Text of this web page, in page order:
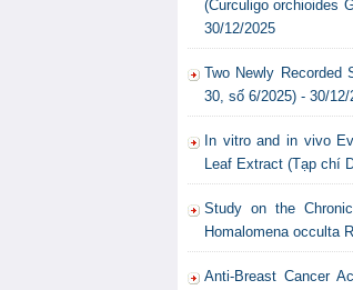
(Curculigo orchioides
30/12/2025
Two Newly Recorded
30, số 6/2025) - 30/12/
In vitro and in vivo
Leaf Extract (Tạp chí
Study on the
Homalomena occulta
Anti-Breast Cancer